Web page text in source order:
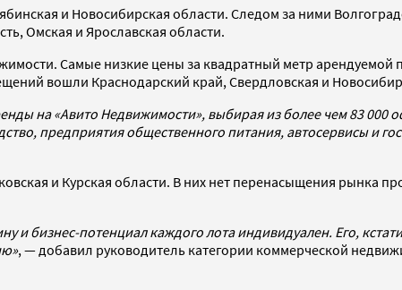
и Новосибирская области. Следом за ними
Омская и Ярославская области.
Самые низкие цены за квадратный метр
вошли Краснодарский край, Свердловская и
на «Авито Недвижимости», выбирая из более чем 83 000
предприятия общественного питания, автосервисы и
и Курская области. В них нет перенасыщения рынка
и бизнес-потенциал каждого лота индивидуален. Его,
, — добавил руководитель категории коммерческой